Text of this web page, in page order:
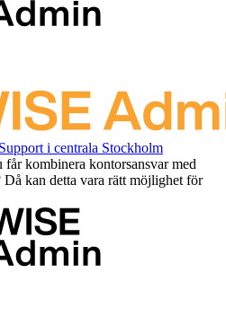
i centrala Stockholm
kombinera kontorsansvar med
kan detta vara rätt möjlighet för